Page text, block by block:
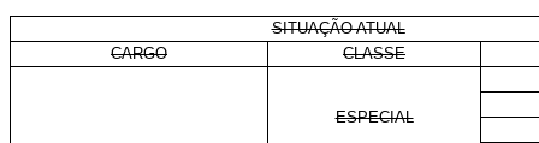
SITUAÇÃO ATUAL
CARGO
CLASSE
ESPECIAL